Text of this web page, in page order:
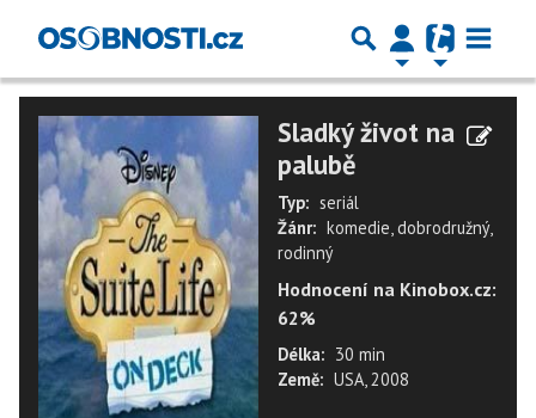
Sladký život na
palubě
Typ: seriál
Žánr: komedie, dobrodružný,
rodinný
Hodnocení na Kinobox.cz:
62%
Délka: 30 min
Země: USA, 2008